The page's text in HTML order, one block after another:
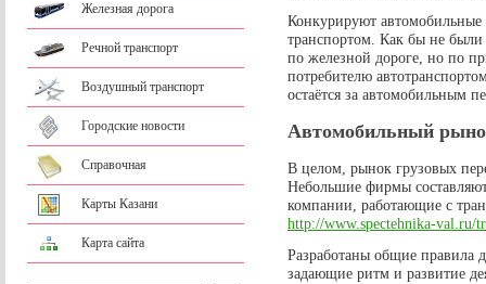
Железная дорога
Речной транспорт
Воздушный транспорт
Городские новости
Справочная
Карты Казани
Карта сайта
Конкурируют
транспортом. Как бы не были
по железной дороге, но по
потребителю
остаётся за автомобильным
Автомобильный
В целом, рынок грузовых
Небольшие фирмы
компании, работающие с
http://www.spectehnika-val.ru/
Разработаны общие правила
задающие ритм и развитие